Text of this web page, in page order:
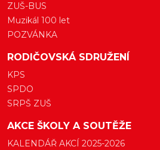
ZUŠ-BUS
Muzikál 100 let
POZVÁNKA
RODIČOVSKÁ SDRUŽENÍ
KPS
SPDO
SRPŠ ZUŠ
AKCE ŠKOLY A SOUTĚŽE
KALENDÁŘ AKCÍ 2025-2026